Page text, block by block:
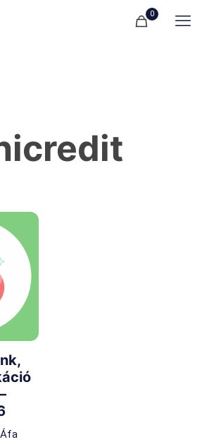
0